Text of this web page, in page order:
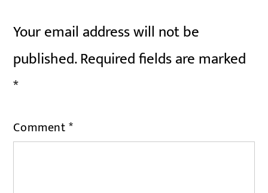
Your email address will not be
published.Required fields are marked
*
Comment*